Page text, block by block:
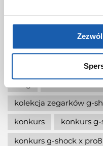
jaki g-shock wybrać
jaki zegarek g-shock
jaki zegarek wybrać
kolekcja zegarków g-
konkurs
konkurs g-
konkurs g-shock x